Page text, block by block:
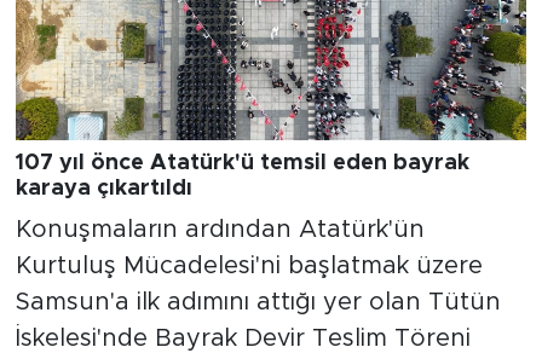
107 yıl önce Atatürk'ü temsil eden bayrak
karaya çıkartıldı
Konuşmaların ardından Atatürk'ün
Kurtuluş Mücadelesi'ni başlatmak üzere
Samsun'a ilk adımını attığı yer olan Tütün
İskelesi'nde Bayrak Devir Teslim Töreni